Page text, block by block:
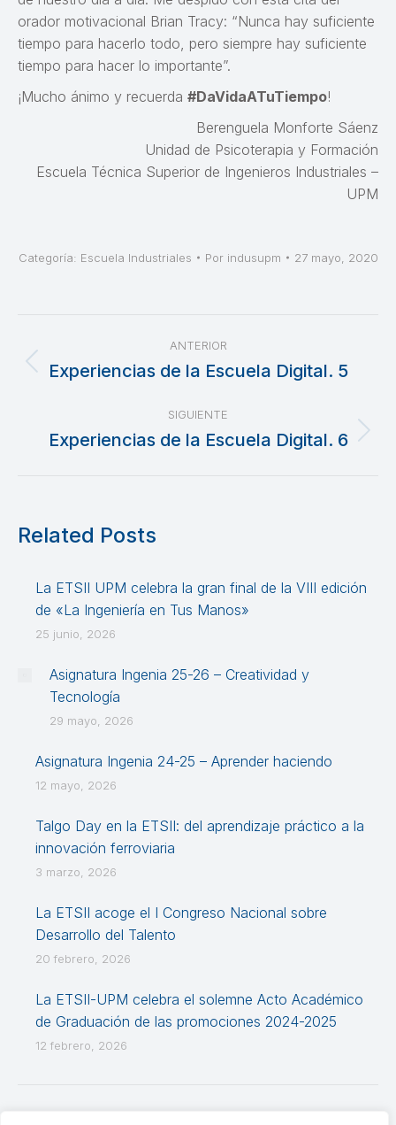
orador motivacional Brian Tracy: “Nunca hay suficiente
tiempo para hacerlo todo, pero siempre hay suficiente
tiempo para hacer lo importante”.
¡Mucho ánimo y recuerda #DaVidaATuTiempo!
Berenguela Monforte Sáenz
Unidad de Psicoterapia y Formación
Escuela Técnica Superior de Ingenieros Industriales –
UPM
Categoría: Escuela Industriales Por indusupm 27 mayo, 2020
Navegación
entre
publicaciones
ANTERIOR
Publicación
Experiencias de la Escuela Digital. 5
SIGUIENTE
Publicación
Experiencias de la Escuela Digital. 6
Related Posts
La ETSII UPM celebra la gran final de la VIII edición
de «La Ingeniería en Tus Manos»
25 junio, 2026
Asignatura Ingenia 25-26 – Creatividad y
Tecnología
29 mayo, 2026
Asignatura Ingenia 24-25 – Aprender haciendo
12 mayo, 2026
Talgo Day en la ETSII: del aprendizaje práctico a la
innovación ferroviaria
3 marzo, 2026
La ETSII acoge el I Congreso Nacional sobre
Desarrollo del Talento
20 febrero, 2026
La ETSII-UPM celebra el solemne Acto Académico
de Graduación de las promociones 2024-2025
12 febrero, 2026